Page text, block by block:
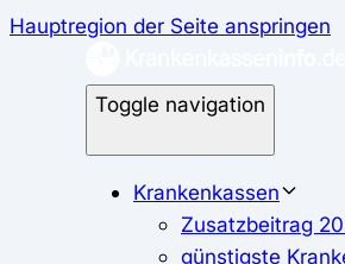
Hauptregion der Seite anspringen
Toggle navigation
Krankenkassen
Zusatzbeitrag
günstigste